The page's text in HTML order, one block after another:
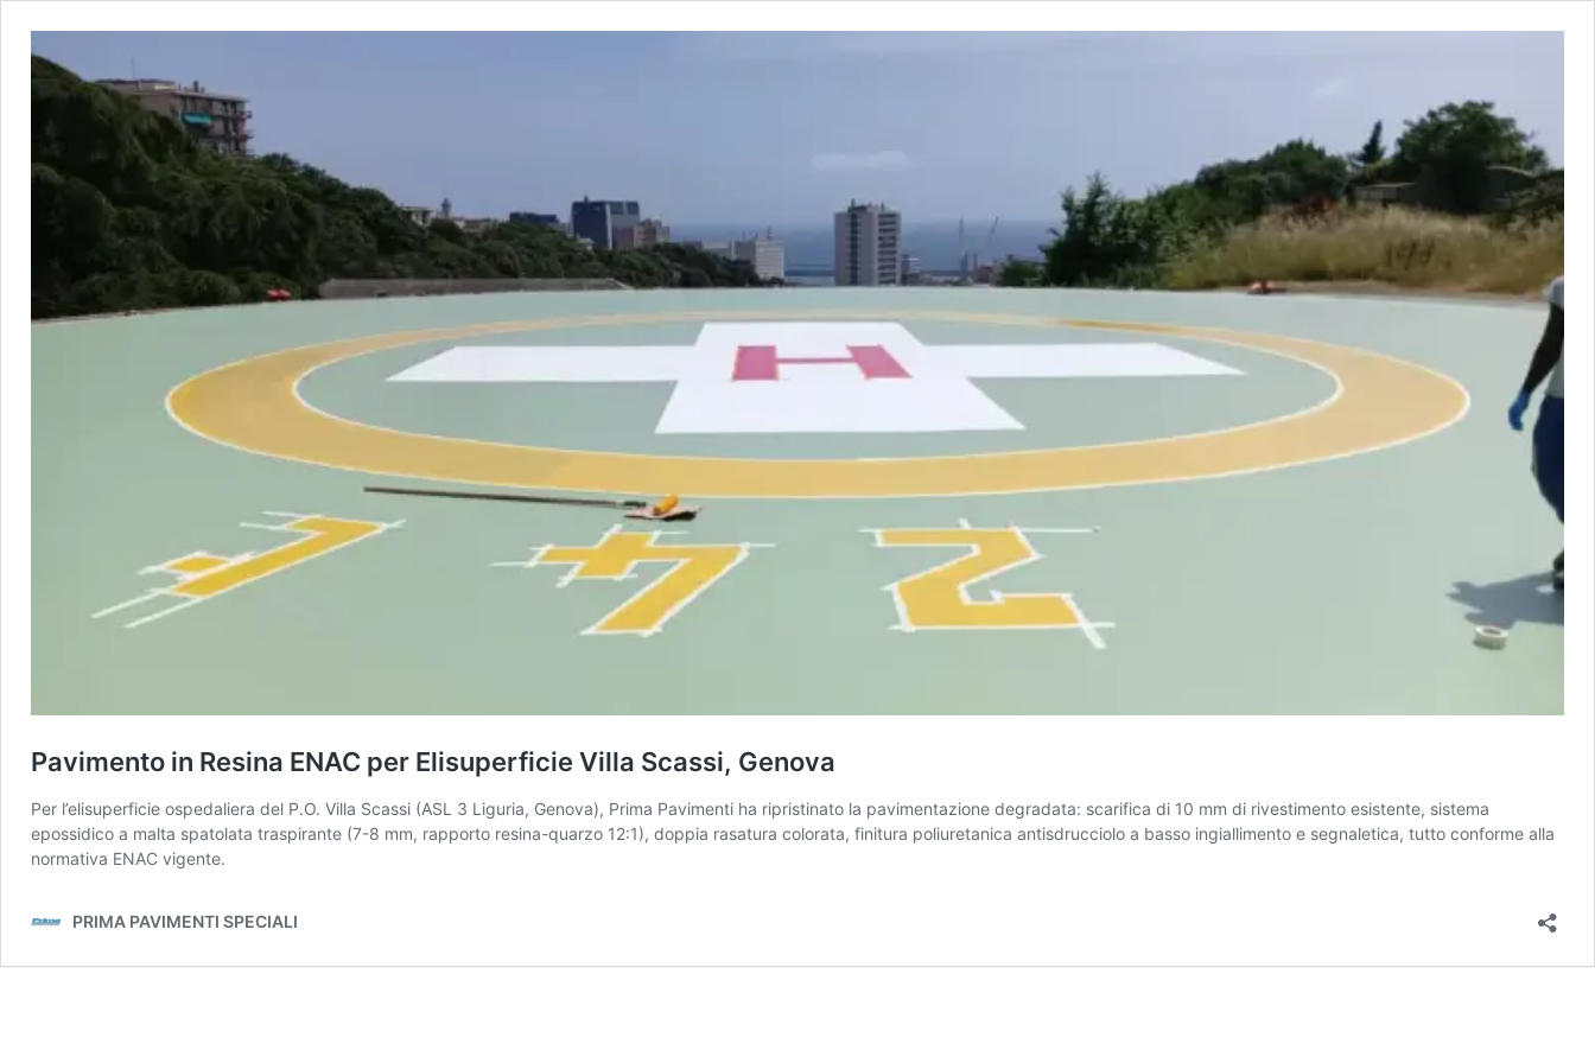
Pavimento in Resina ENAC per Elisuperficie Villa Scassi, Genova
Per l’elisuperficie ospedaliera del P.O. Villa Scassi (ASL 3 Liguria, Genova), Prima Pavimenti ha ripristinato la pavimentazione degradata: scarifica di 10 mm di rivestimento esistente, sistema
epossidico a malta spatolata traspirante (7-8 mm, rapporto resina-quarzo 12:1), doppia rasatura colorata, finitura poliuretanica antisdrucciolo a basso ingiallimento e segnaletica, tutto conforme alla
normativa ENAC vigente.
PRIMA PAVIMENTI SPECIALI